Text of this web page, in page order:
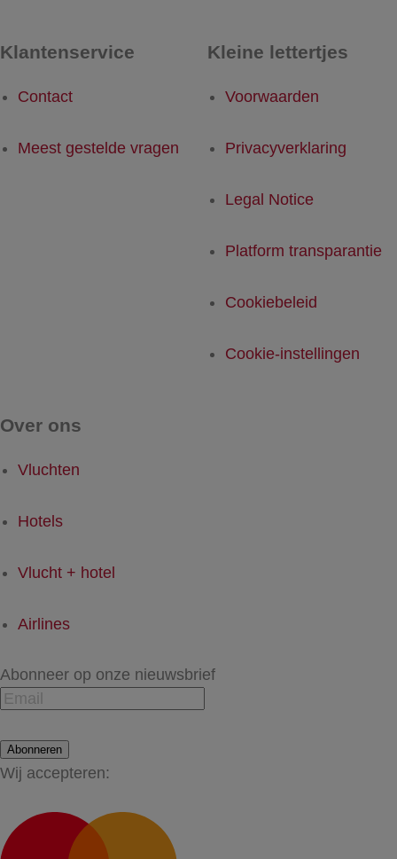
Klantenservice
Contact
Meest gestelde vragen
Kleine lettertjes
Voorwaarden
Privacyverklaring
Legal Notice
Platform transparantie
Cookiebeleid
Cookie-instellingen
Over ons
Vluchten
Hotels
Vlucht + hotel
Airlines
Abonneer op onze nieuwsbrief
Abonneren
Wij accepteren: